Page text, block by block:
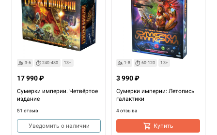
3-6 240-480 13+
Сумерки империи. Четвёртое
издание
51 отзыв
17 990 ₽
Уведомить о наличии
1-8 60-120 13+
Сумерки империи: Летопись
галактики
4 отзыва
3 990 ₽
Купить